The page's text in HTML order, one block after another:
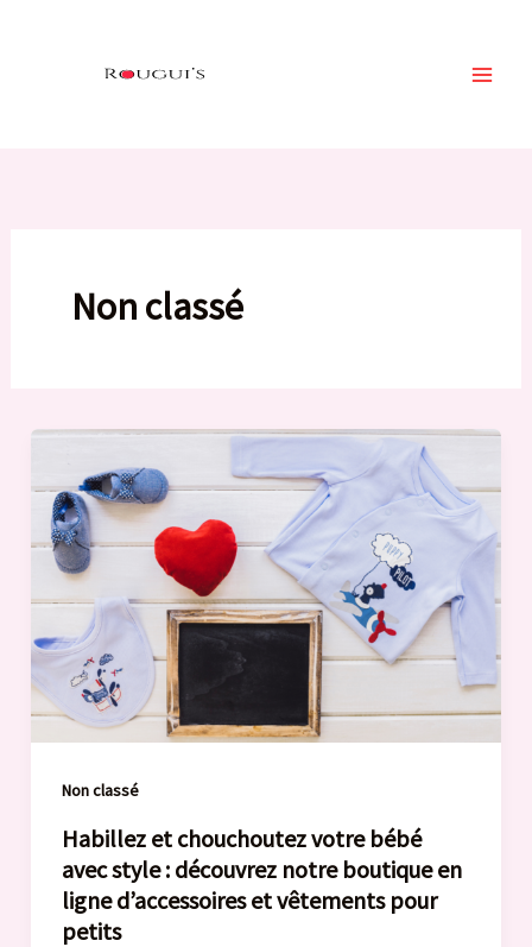
Non classé
Non classé
Habillez et chouchoutez votre bébé
avec style : découvrez notre boutique en
ligne d’accessoires et vêtements pour
petits